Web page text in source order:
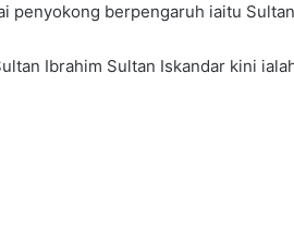
penyokong berpengaruh iaitu
Ibrahim Sultan Iskandar kini